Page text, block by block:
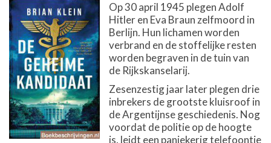
Op 30 april 1945 plegen Adolf
Hitler en Eva Braun zelfmoord in
Berlijn. Hun lichamen worden
verbrand en de stoffelijke resten
worden begraven in de tuin van
de Rijkskanselarij.
Zesenzestig jaar later plegen drie
inbrekers de grootste kluisroof in
de Argentijnse geschiedenis. Nog
voordat de politie op de hoogte
is, leidt een paniekerig telefoontje